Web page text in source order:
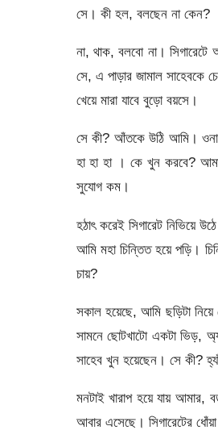
সে। কী হল, বলছেন না কেন?
না, থাক, বলবো না।
সে, এ পাড়ার জামাল সাহেবকে
খেয়ে মারা যাবে বুড়ো বয়সে।
সে কী? আঁতকে উঠি আমি।
হা হা হা । কে খুন করবে?
সুযোগ কম।
হঠাৎ করেই সিগারেট নিভিয়ে
আমি মহা চিন্তিত হয়ে পড়ি।
চায়?
সকাল হয়েছে, আমি ছড়িটা নিয়ে
সামনে ছোটখাটো একটা ভিড়,
সাহেব খুন হয়েছেন। সে কী?
মনটাই খারাপ হয়ে যায়
আবার এসেছে। সিগারেটের